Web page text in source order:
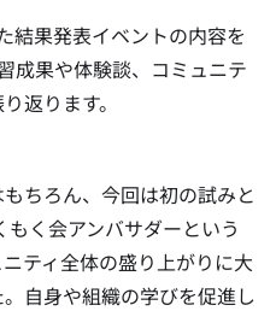
結果発表イベントの内容を
成果や体験談、コミュニテ
返ります。
ちろん、今回は初の試みと
く会アンバサダーという
ティ全体の盛り上がりに大
自身や組織の学びを促進し